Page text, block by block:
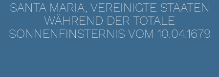
SANTA MARIA, VEREINIGTE STAATEN
WÄHREND DER TOTALE
SONNENFINSTERNIS VOM 10.04.1679